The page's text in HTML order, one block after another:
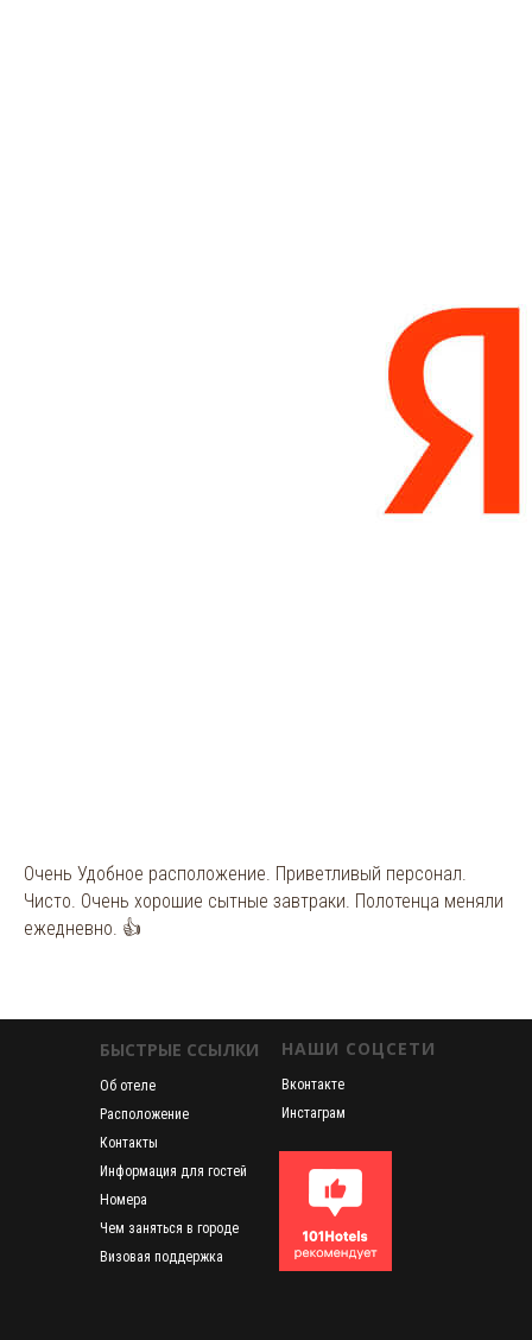
Очень Удобное расположение. Приветливый персонал.
Чисто. Очень хорошие сытные завтраки. Полотенца меняли
ежедневно. 👍
БЫСТРЫЕ ССЫЛКИ
Об отеле
Расположение
Контакты
Информация для гостей
Номера
Чем заняться в городе
Визовая поддержка
НАШИ СОЦСЕТИ
Вконтакте
Инстаграм